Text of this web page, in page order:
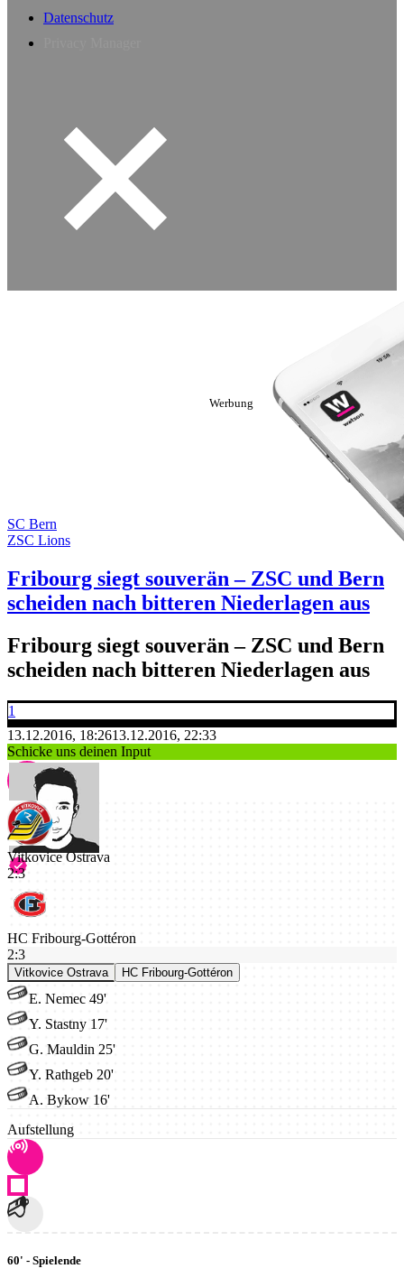
Datenschutz
SC Bern
ZSC Lions
Fribourg siegt souverän – ZSC und Bern
scheiden nach bitteren Niederlagen aus
Fribourg siegt souverän – ZSC und Bern
scheiden nach bitteren Niederlagen aus
1
13.12.2016, 18:2613.12.2016, 22:33
Schicke uns deinen Input
Vitkovice Ostrava
2:3
HC Fribourg-Gottéron
2:3
Vitkovice Ostrava HC Fribourg-Gottéron
E. Nemec 49'
Y. Stastny 17'
G. Mauldin 25'
Y. Rathgeb 20'
A. Bykow 16'
Aufstellung
60' - Spielende